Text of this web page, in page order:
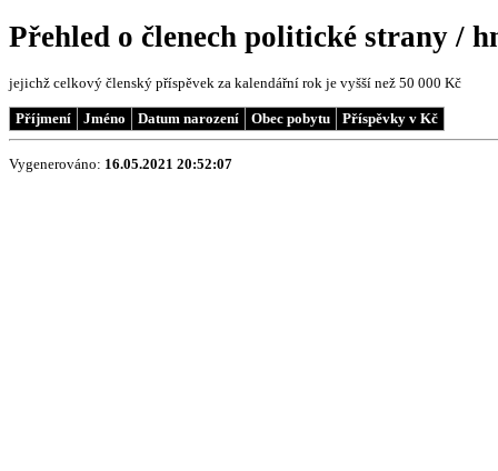
Přehled o členech politické strany /
jejichž celkový členský příspěvek za kalendářní rok je vyšší než 50 000 Kč
Příjmení Jméno Datum narození Obec pobytu Příspěvky v Kč
Vygenerováno: 16.05.2021 20:52:07